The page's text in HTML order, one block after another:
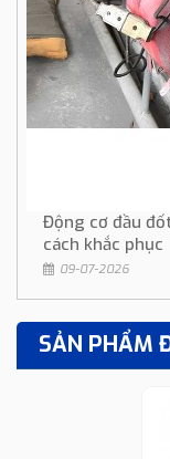
Động cơ đầu
cách khắc phục
09-07-2026
SẢN PHẨM